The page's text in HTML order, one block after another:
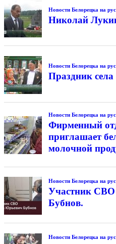
Новости Белорецка на
Николай
Новости Белорецка на
Праздник
Новости Белорецка на
Фирменный
приглашает
молочной
Новости Белорецка на
Участник
Бубнов.
Новости Белорецка на